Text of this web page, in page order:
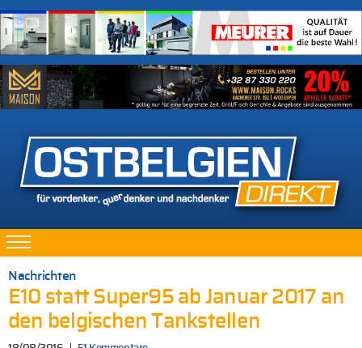
Nachrichten
E10 statt Super95 ab Januar 2017 an
den belgischen Tankstellen